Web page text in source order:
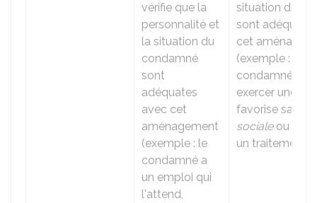
vérifie que la
personnalité et
la situation du
condamné
sont
adéquates
avec cet
aménagement
(exemple : le
condamné a
un emploi qui
l'attend,
situation du
sont
cet
(exemple : le
condamné
exercer une
favorise sa
socialeou doit
un traitement